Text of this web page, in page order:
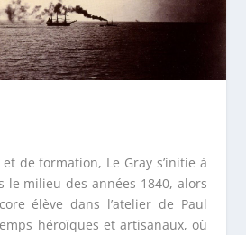
de formation, Le Gray s’initie à
le milieu des années 1840, alors
élève dans l’atelier de Paul
héroïques et artisanaux, où